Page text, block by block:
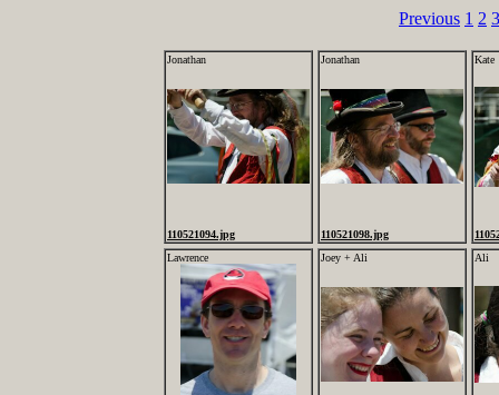
Previous 1 2 3
Jonathan
110521094.jpg
Jonathan
110521098.jpg
Kate
Lawrence
Joey + Ali Ali